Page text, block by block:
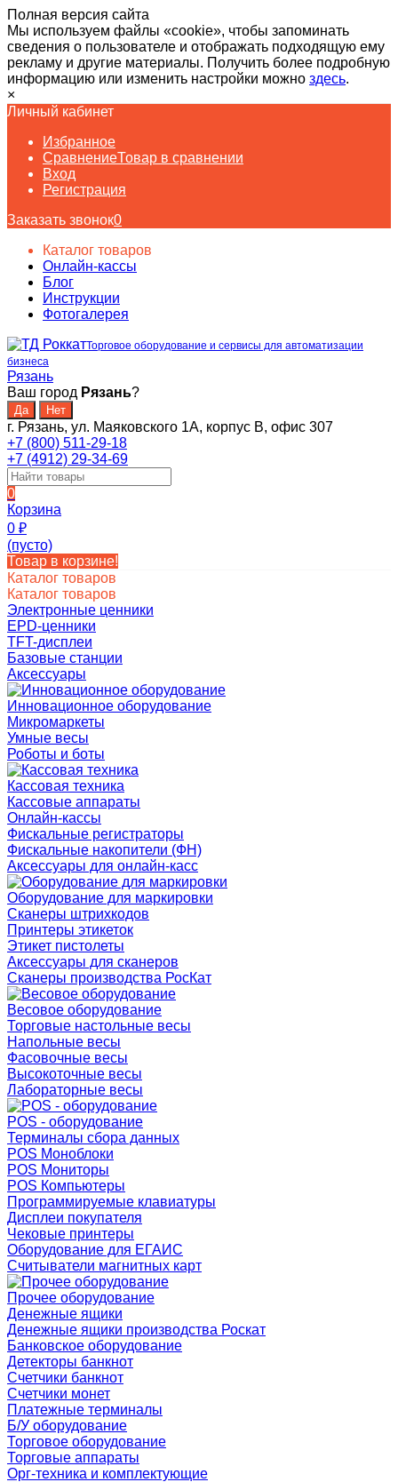
Полная версия сайта
Мы используем файлы «cookie», чтобы запоминать
сведения о пользователе и отображать подходящую ему
рекламу и другие материалы. Получить более подробную
информацию или изменить настройки можно здесь.
×
Личный кабинет
Избранное
СравнениеТовар в сравнении
Вход
Регистрация
Заказать звонок0
Каталог товаров
Онлайн-кассы
Блог
Инструкции
Фотогалерея
Торговое оборудование и сервисы для автоматизации
бизнеса
Рязань
Ваш город Рязань?
г. Рязань, ул. Маяковского 1А, корпус B, офис 307
+7 (800) 511-29-18
+7 (4912) 29-34-69
0
Корзина
0 ₽
(пусто)
Товар в корзине!
Каталог товаров
Каталог товаров
Электронные ценники
EPD-ценники
TFT-дисплеи
Базовые станции
Аксессуары
Инновационное оборудование
Микромаркеты
Умные весы
Роботы и боты
Кассовая техника
Кассовые аппараты
Онлайн-кассы
Фискальные регистраторы
Фискальные накопители (ФН)
Аксессуары для онлайн-касс
Оборудование для маркировки
Сканеры штрихкодов
Принтеры этикеток
Этикет пистолеты
Аксессуары для сканеров
Сканеры производства РосКат
Весовое оборудование
Торговые настольные весы
Напольные весы
Фасовочные весы
Высокоточные весы
Лабораторные весы
POS - оборудование
Терминалы сбора данных
POS Моноблоки
POS Мониторы
POS Компьютеры
Программируемые клавиатуры
Дисплеи покупателя
Чековые принтеры
Оборудование для ЕГАИС
Считыватели магнитных карт
Прочее оборудование
Денежные ящики
Денежные ящики производства Роскат
Банковское оборудование
Детекторы банкнот
Счетчики банкнот
Счетчики монет
Платежные терминалы
Б/У оборудование
Торговое оборудование
Торговые аппараты
Орг-техника и комплектующие